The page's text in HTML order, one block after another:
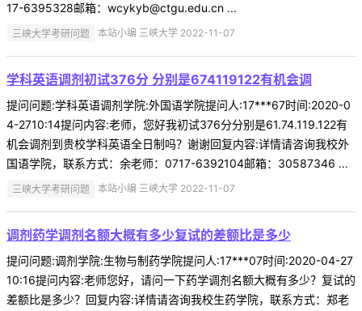
17-6395328邮箱：wcykyb@ctgu.edu.cn ...
三峡大学考研问题 本站小编 三峡大学 2022-11-07
学科英语调剂初试376分 分别是674119122有机会调
提问问题:学科英语调剂学院:外国语学院提问人:17***67时间:2020-0
4-2710:14提问内容:老师，您好我初试376分分别是61.74.119.122有
机会调剂到贵校学科英语全日制吗？谢谢回复内容:详情请咨询我校外
国语学院，联系方式：余老师：0717-6392104邮箱：30587346 ...
三峡大学考研问题 本站小编 三峡大学 2022-11-07
调剂药学调剂名额大概有多少复试的差额比是多少
提问问题:调剂学院:生物与制药学院提问人:17***07时间:2020-04-27
10:16提问内容:老师您好，请问一下药学调剂名额大概有多少？复试的
差额比是多少？回复内容:详情请咨询我校生药学院，联系方式：郑老